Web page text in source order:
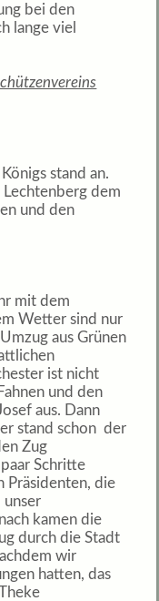
bei den
lange viel
stand an.
Lechtenberg dem
und den
mit dem
Wetter sind nur
aus Grünen
ist nicht
und den
aus. Dann
stand schon der
Zug
Schritte
Präsidenten, die
unser
kamen die
durch die Stadt
wir
hatten, das